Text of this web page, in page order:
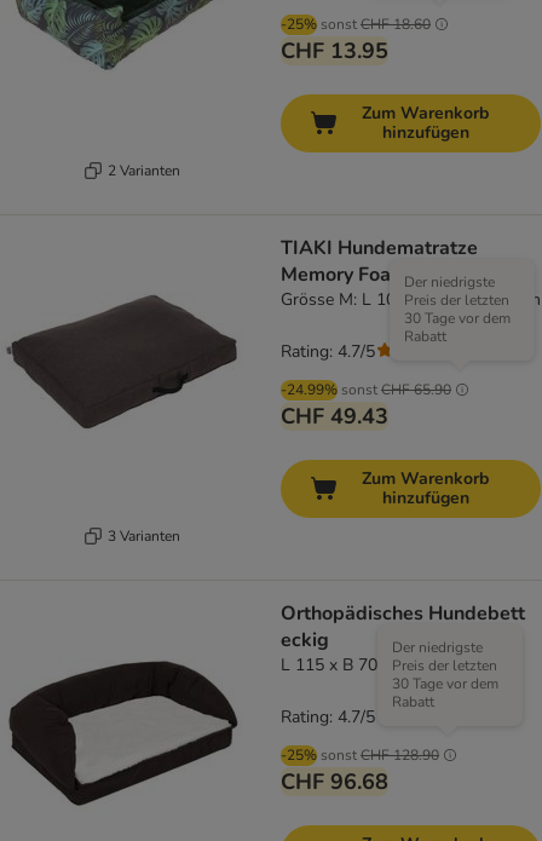
2 Varianten
-25% sonstCHF 18.60
CHF 13.95
Zum Warenkorb
hinzufügen
3 Varianten
TIAKI Hundematratze
Memory Foam, braun
Grösse M: L 100 x B 70 x H 18 cm
-24.99% sonstCHF 65.90
Der niedrigste
Preis der letzten
30 Tage vor dem
Rabatt
CHF 49.43
Rating: 4.7/5
Zum Warenkorb
hinzufügen
Orthopädisches Hundebett
eckig
L 115 x B 70 x H 32 cm
-25% sonstCHF 128.90
Der niedrigste
Preis der letzten
30 Tage vor dem
Rabatt
CHF 96.68
Rating: 4.7/5